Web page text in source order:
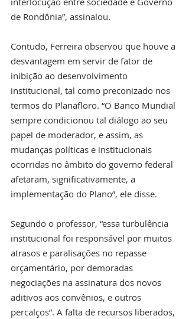
de Rondônia”, assinalou.
Contudo, Ferreira observou que houve a
desvantagem em servir de fator de
inibição ao desenvolvimento
institucional, tal como preconizado nos
termos do Planafloro. “O Banco Mundial
sempre condicionou tal diálogo ao seu
papel de moderador, e assim, as
mudanças políticas e institucionais
ocorridas no âmbito do governo federal
afetaram, significativamente, a
implementação do Plano”, ele disse.
Segundo o professor, “essa turbulência
institucional foi responsável por muitos
atrasos e paralisações no repasse
orçamentário, por demoradas
negociações na assinatura dos novos
aditivos aos convênios, e outros
percalços”. A falta de recursos liberados,